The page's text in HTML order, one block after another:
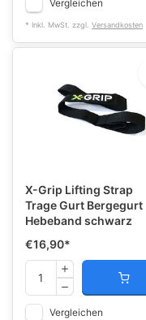
Vergleichen
* Inkl. MwSt. zzgl. Versandkosten
X-Grip Lifting Strap
Trage Gurt Bergegurt
Hebeband schwarz
€16,90*
Vergleichen